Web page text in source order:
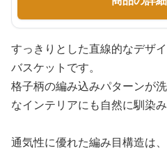
すっきりとした直線的なデザ
バスケットです。
格子柄の編み込みパターンが
なインテリアにも自然に馴染み
通気性に優れた編み目構造は